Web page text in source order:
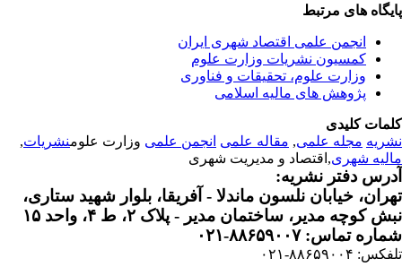
های مرتبط
انجمن علمی اقتصاد شهری ایران
کمسیون نشریات وزارت علوم
وزارت علوم، تحقیقات و فناوری
پژوهش های مالیه اسلامی
کلیدی
مجله علمی, مقاله علمی انجمن علمیوزارت علومنشریات,
شهری ,اقتصاد و مدیریت شهری
دفتر نشریه:
خیابان نلسون ماندلا - آفریقا، بلوار شهید ستاری،
کوچه مدیر، ساختمان مدیر - پلاک ۲، ط ۴، واحد ۱۵
تماس: ۸۸۶۵۹۰۰۷-۰۲۱
۸۸۶۵۹۰۰۴-۰۲۱